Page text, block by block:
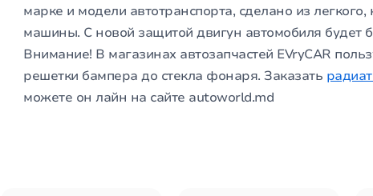
марке и модели автотранспорта, сделано из
машины. С новой защитой двигун автомобиля будет
Внимание! В магазинах автозапчастей EVryCAR
решетки бампера до стекла фонаря. Заказать
можете он лайн на сайте autoworld.md